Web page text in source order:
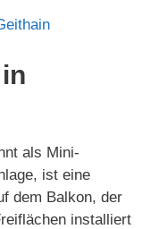
als Mini-
ist eine
dem Balkon, der
installiert